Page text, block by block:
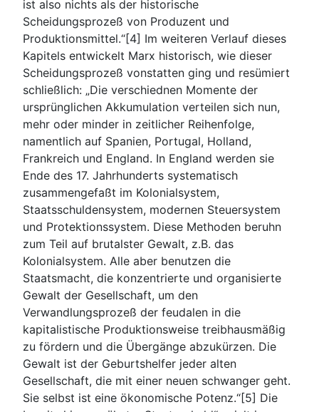
ist also nichts als der historische
Scheidungsprozeß von Produzent und
Produktionsmittel.“[4] Im weiteren Verlauf dieses
Kapitels entwickelt Marx historisch, wie dieser
Scheidungsprozeß vonstatten ging und resümiert
schließlich: „Die verschiednen Momente der
ursprünglichen Akkumulation verteilen sich nun,
mehr oder minder in zeitlicher Reihenfolge,
namentlich auf Spanien, Portugal, Holland,
Frankreich und England. In England werden sie
Ende des 17. Jahrhunderts systematisch
zusammengefaßt im Kolonialsystem,
Staatsschuldensystem, modernen Steuersystem
und Protektionssystem. Diese Methoden beruhn
zum Teil auf brutalster Gewalt, z.B. das
Kolonialsystem. Alle aber benutzen die
Staatsmacht, die konzentrierte und organisierte
Gewalt der Gesellschaft, um den
Verwandlungsprozeß der feudalen in die
kapitalistische Produktionsweise treibhausmäßig
zu fördern und die Übergänge abzukürzen. Die
Gewalt ist der Geburtshelfer jeder alten
Gesellschaft, die mit einer neuen schwanger geht.
Sie selbst ist eine ökonomische Potenz.“[5] Die